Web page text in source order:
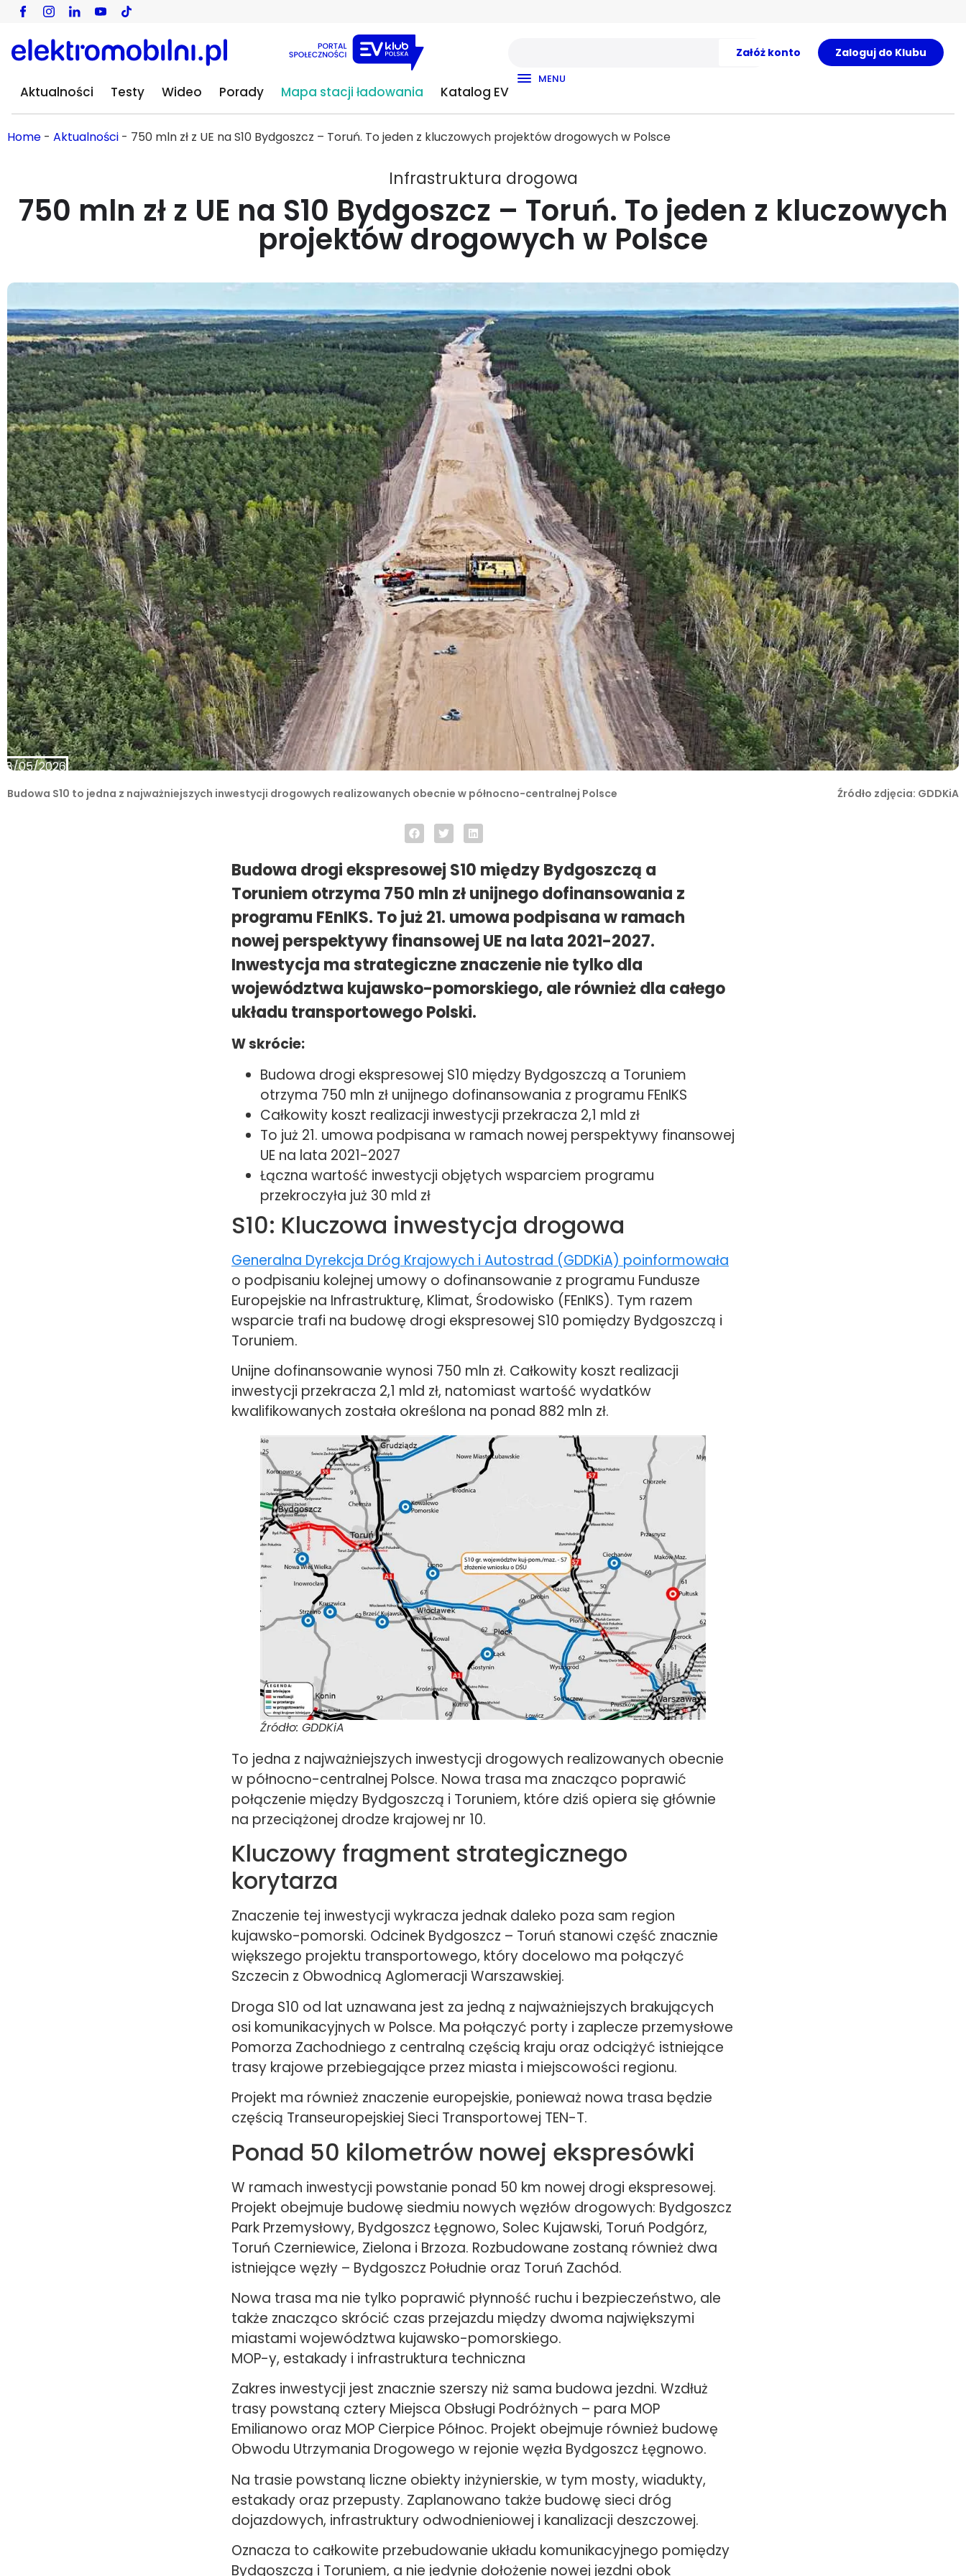
Załóż konto Zaloguj do Klubu
Aktualności Testy Wideo Porady Mapa stacji ładowania Katalog EV
MENU
Home - Aktualności - 750 mln zł z UE na S10 Bydgoszcz – Toruń. To jeden z kluczowych projektów drogowych w Polsce
Infrastruktura drogowa
750 mln zł z UE na S10 Bydgoszcz – Toruń. To jeden z kluczowych
projektów drogowych w Polsce
18/05/2026
Budowa S10 to jedna z najważniejszych inwestycji drogowych realizowanych obecnie w północno-centralnej Polsce Źródło zdjęcia: GDDKiA
Budowa drogi ekspresowej S10 między Bydgoszczą a
Toruniem otrzyma 750 mln zł unijnego dofinansowania z
programu FEnIKS. To już 21. umowa podpisana w ramach
nowej perspektywy finansowej UE na lata 2021-2027.
Inwestycja ma strategiczne znaczenie nie tylko dla
województwa kujawsko-pomorskiego, ale również dla całego
układu transportowego Polski.
W skrócie:
Budowa drogi ekspresowej S10 między Bydgoszczą a Toruniem
otrzyma 750 mln zł unijnego dofinansowania z programu FEnIKS
Całkowity koszt realizacji inwestycji przekracza 2,1 mld zł
To już 21. umowa podpisana w ramach nowej perspektywy finansowej
UE na lata 2021-2027
Łączna wartość inwestycji objętych wsparciem programu
przekroczyła już 30 mld zł
S10: Kluczowa inwestycja drogowa
Generalna Dyrekcja Dróg Krajowych i Autostrad (GDDKiA) poinformowała
o podpisaniu kolejnej umowy o dofinansowanie z programu Fundusze
Europejskie na Infrastrukturę, Klimat, Środowisko (FEnIKS). Tym razem
wsparcie trafi na budowę drogi ekspresowej S10 pomiędzy Bydgoszczą i
Toruniem.
Unijne dofinansowanie wynosi 750 mln zł. Całkowity koszt realizacji
inwestycji przekracza 2,1 mld zł, natomiast wartość wydatków
kwalifikowanych została określona na ponad 882 mln zł.
Źródło: GDDKiA
To jedna z najważniejszych inwestycji drogowych realizowanych obecnie
w północno-centralnej Polsce. Nowa trasa ma znacząco poprawić
połączenie między Bydgoszczą i Toruniem, które dziś opiera się głównie
na przeciążonej drodze krajowej nr 10.
Kluczowy fragment strategicznego
korytarza
Znaczenie tej inwestycji wykracza jednak daleko poza sam region
kujawsko-pomorski. Odcinek Bydgoszcz – Toruń stanowi część znacznie
większego projektu transportowego, który docelowo ma połączyć
Szczecin z Obwodnicą Aglomeracji Warszawskiej.
Droga S10 od lat uznawana jest za jedną z najważniejszych brakujących
osi komunikacyjnych w Polsce. Ma połączyć porty i zaplecze przemysłowe
Pomorza Zachodniego z centralną częścią kraju oraz odciążyć istniejące
trasy krajowe przebiegające przez miasta i miejscowości regionu.
Projekt ma również znaczenie europejskie, ponieważ nowa trasa będzie
częścią Transeuropejskiej Sieci Transportowej TEN-T.
Ponad 50 kilometrów nowej ekspresówki
W ramach inwestycji powstanie ponad 50 km nowej drogi ekspresowej.
Projekt obejmuje budowę siedmiu nowych węzłów drogowych: Bydgoszcz
Park Przemysłowy, Bydgoszcz Łęgnowo, Solec Kujawski, Toruń Podgórz,
Toruń Czerniewice, Zielona i Brzoza. Rozbudowane zostaną również dwa
istniejące węzły – Bydgoszcz Południe oraz Toruń Zachód.
Nowa trasa ma nie tylko poprawić płynność ruchu i bezpieczeństwo, ale
także znacząco skrócić czas przejazdu między dwoma największymi
miastami województwa kujawsko-pomorskiego.
MOP-y, estakady i infrastruktura techniczna
Zakres inwestycji jest znacznie szerszy niż sama budowa jezdni. Wzdłuż
trasy powstaną cztery Miejsca Obsługi Podróżnych – para MOP
Emilianowo oraz MOP Cierpice Północ. Projekt obejmuje również budowę
Obwodu Utrzymania Drogowego w rejonie węzła Bydgoszcz Łęgnowo.
Na trasie powstaną liczne obiekty inżynierskie, w tym mosty, wiadukty,
estakady oraz przepusty. Zaplanowano także budowę sieci dróg
dojazdowych, infrastruktury odwodnieniowej i kanalizacji deszczowej.
Oznacza to całkowite przebudowanie układu komunikacyjnego pomiędzy
Bydgoszczą i Toruniem, a nie jedynie dołożenie nowej jezdni obok